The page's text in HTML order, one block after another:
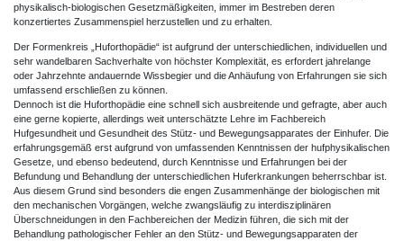
physikalisch-biologischen Gesetzmäßigkeiten, immer im Bestreben deren
konzertiertes Zusammenspiel herzustellen und zu erhalten.
Der Formenkreis „Huforthopädie“ ist aufgrund der unterschiedlichen, individuellen und
sehr wandelbaren Sachverhalte von höchster Komplexität, es erfordert jahrelange
oder Jahrzehnte andauernde Wissbegier und die Anhäufung von Erfahrungen sie sich
umfassend erschließen zu können.
Dennoch ist die Huforthopädie eine schnell sich ausbreitende und gefragte, aber auch
eine gerne kopierte, allerdings weit unterschätzte Lehre im Fachbereich
Hufgesundheit und Gesundheit des Stütz- und Bewegungsapparates der Einhufer. Die
erfahrungsgemäß erst aufgrund von umfassenden Kenntnissen der hufphysikalischen
Gesetze, und ebenso bedeutend, durch Kenntnisse und Erfahrungen bei der
Befundung und Behandlung der unterschiedlichen Huferkrankungen beherrschbar ist.
Aus diesem Grund sind besonders die engen Zusammenhänge der biologischen mit
den mechanischen Vorgängen, welche zwangsläufig zu interdisziplinären
Überschneidungen in den Fachbereichen der Medizin führen, die sich mit der
Behandlung pathologischer Fehler an den Stütz- und Bewegungsapparaten der